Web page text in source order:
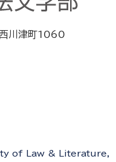
川津町1060
of Law & Literature,